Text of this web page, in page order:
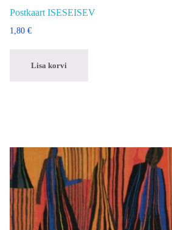
Postkaart ISESEISEV
1,80 €
Lisa korvi